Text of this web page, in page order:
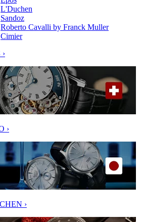
L'Duchen
Sandoz
Roberto Cavalli by Franck Muller
Cimier
›
›